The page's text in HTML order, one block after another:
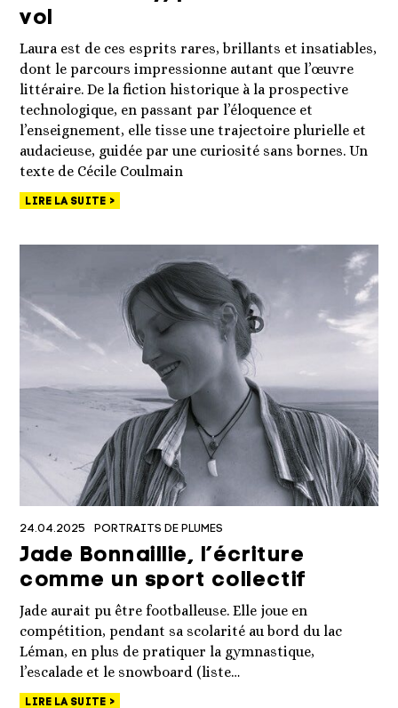
vol
Laura est de ces esprits rares, brillants et insatiables,
dont le parcours impressionne autant que l’œuvre
littéraire. De la fiction historique à la prospective
technologique, en passant par l’éloquence et
l’enseignement, elle tisse une trajectoire plurielle et
audacieuse, guidée par une curiosité sans bornes. Un
texte de Cécile Coulmain
LIRE LA SUITE
24.04.2025 PORTRAITS DE PLUMES
Jade Bonnaillie, l’écriture
comme un sport collectif
Jade aurait pu être footballeuse. Elle joue en
compétition, pendant sa scolarité au bord du lac
Léman, en plus de pratiquer la gymnastique,
l’escalade et le snowboard (liste…
LIRE LA SUITE